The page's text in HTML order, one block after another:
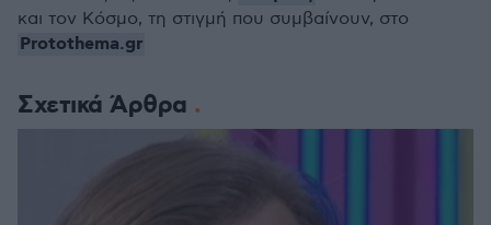
Σχετικά Άρθρα
και τον Κόσμο, τη στιγμή που συμβαίνουν, στο
Protothema.gr